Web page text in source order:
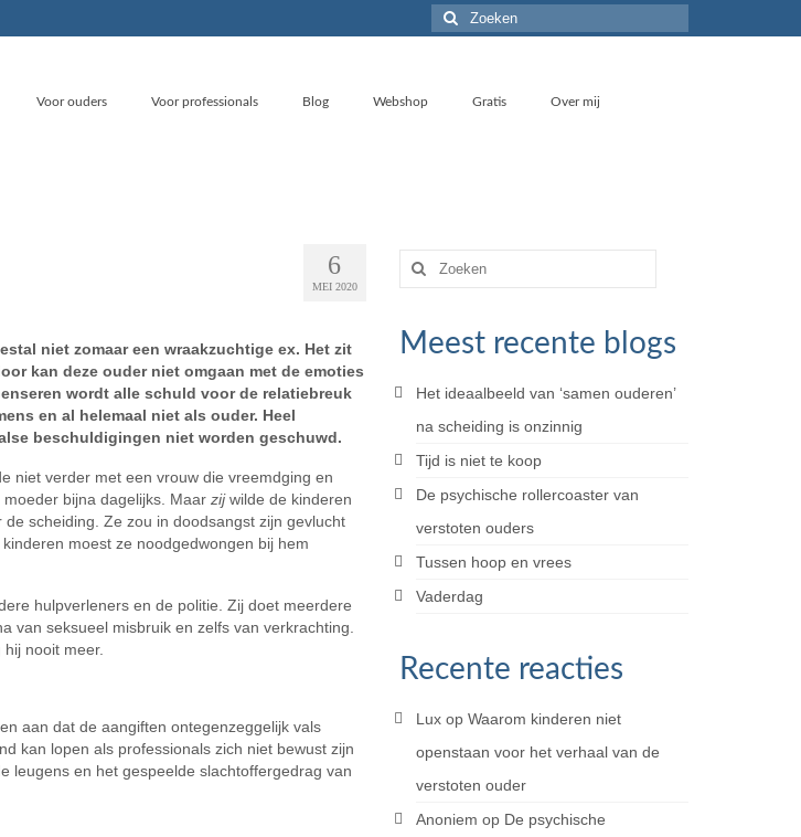
Zoeken
naar:
Voor ouders Voor professionals Blog Webshop Gratis Over mij
6
MEI 2020
niet zomaar een wraakzuchtige ex. Het zit
kan deze ouder niet omgaan met de emoties
wordt alle schuld voor de relatiebreuk
en al helemaal niet als ouder. Heel
beschuldigingen niet worden geschuwd.
niet verder met een vrouw die vreemdging en
bijna dagelijks. Maar zijwilde de kinderen
scheiding. Ze zou in doodsangst zijn gevlucht
moest ze noodgedwongen bij hem
hulpverleners en de politie. Zij doet meerdere
van seksueel misbruik en zelfs van verkrachting.
nooit meer.
aan dat de aangiften ontegenzeggelijk vals
kan lopen als professionals zich niet bewust zijn
leugens en het gespeelde slachtoffergedrag van
Zoeken
naar:
Meest recente blogs
Het ideaalbeeld van ‘samen ouderen’
na scheiding is onzinnig
Tijd is niet te koop
De psychische rollercoaster van
verstoten ouders
Tussen hoop en vrees
Vaderdag
Recente reacties
Luxop Waarom kinderen niet
openstaan voor het verhaal van de
verstoten ouder
Anoniem op De psychische